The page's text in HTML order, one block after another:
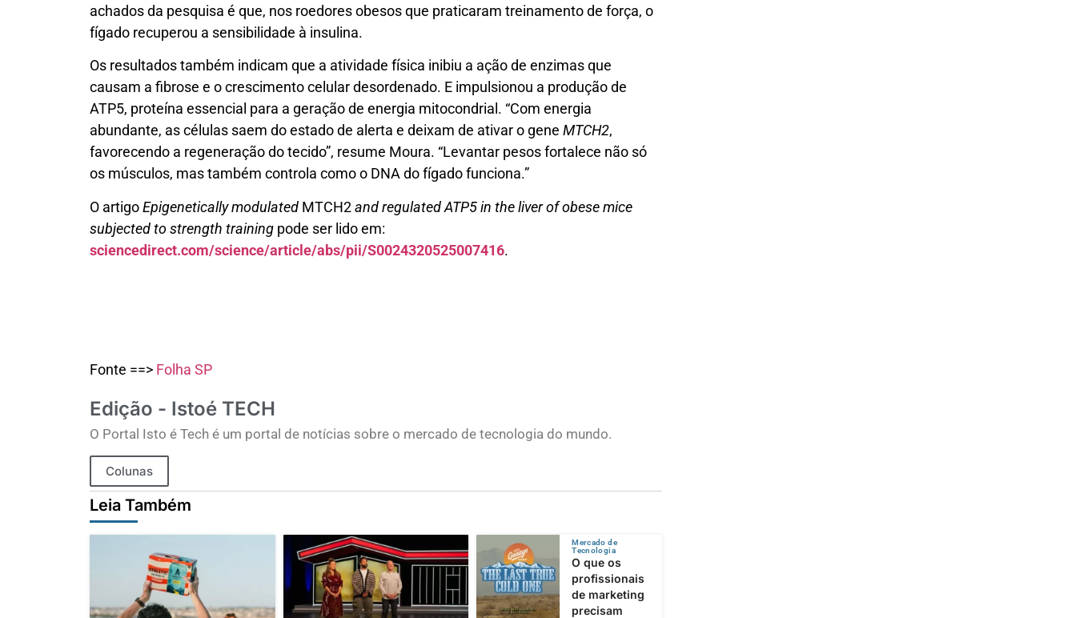
achados da pesquisa é que, nos roedores obesos que praticaram treinamento de força, o
fígado recuperou a sensibilidade à insulina.
Os resultados também indicam que a atividade física inibiu a ação de enzimas que
causam a fibrose e o crescimento celular desordenado. E impulsionou a produção de
ATP5, proteína essencial para a geração de energia mitocondrial. “Com energia
abundante, as células saem do estado de alerta e deixam de ativar o gene MTCH2,
favorecendo a regeneração do tecido”, resume Moura. “Levantar pesos fortalece não só
os músculos, mas também controla como o DNA do fígado funciona.”
O artigoEpigenetically modulated MTCH2and regulated ATP5 in the liver of obese mice
subjected to strength training pode ser lido em:
sciencedirect.com/science/article/abs/pii/S0024320525007416.
Fonte ==> Folha SP
Edição - Istoé TECH
O Portal Isto é Tech é um portal de notícias sobre o mercado de tecnologia do mundo.
Colunas
Leia Também
Mercado de
Tecnologia
O que os
profissionais
de marketing
precisam